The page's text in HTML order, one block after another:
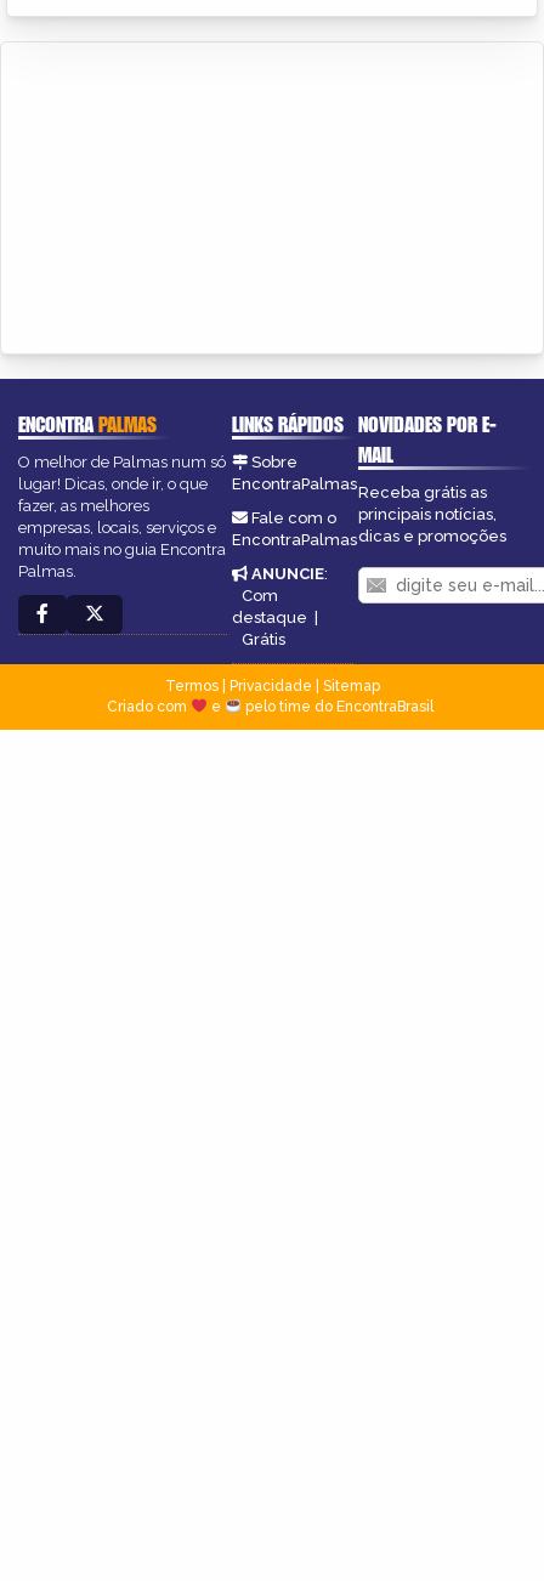
ENCONTRAPALMAS
O melhor de Palmas num só
lugar! Dicas, onde ir, o que
fazer, as melhores
empresas, locais, serviços e
muito mais no guia Encontra
Palmas.
LINKS RÁPIDOS
Sobre
EncontraPalmas
Fale com o
EncontraPalmas
ANUNCIE:
Com
destaque |
Grátis
NOVIDADES POR E-
MAIL
Receba grátis as
principais notícias,
dicas e promoções
Termos| Privacidade
Sitemap
Criado com
e pelo time do EncontraBrasil